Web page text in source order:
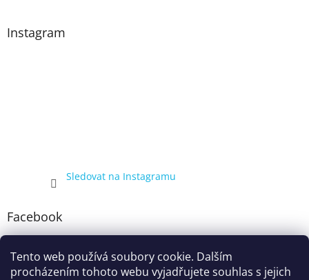
Tento web používá soubory cookie. Dalším
procházením tohoto webu vyjadřujete souhlas s jejich
Instagram
Sledovat na Instagramu
Facebook